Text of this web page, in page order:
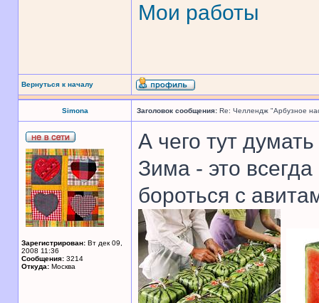
Мои работы
Вернуться к началу
Simona Заголовок сообщения: Re: Челлендж "Арбузное
Зарегистрирован: Вт дек 09,
2008 11:36
Сообщения: 3214
Откуда: Москва
А чего тут
Зима - это
бороться с